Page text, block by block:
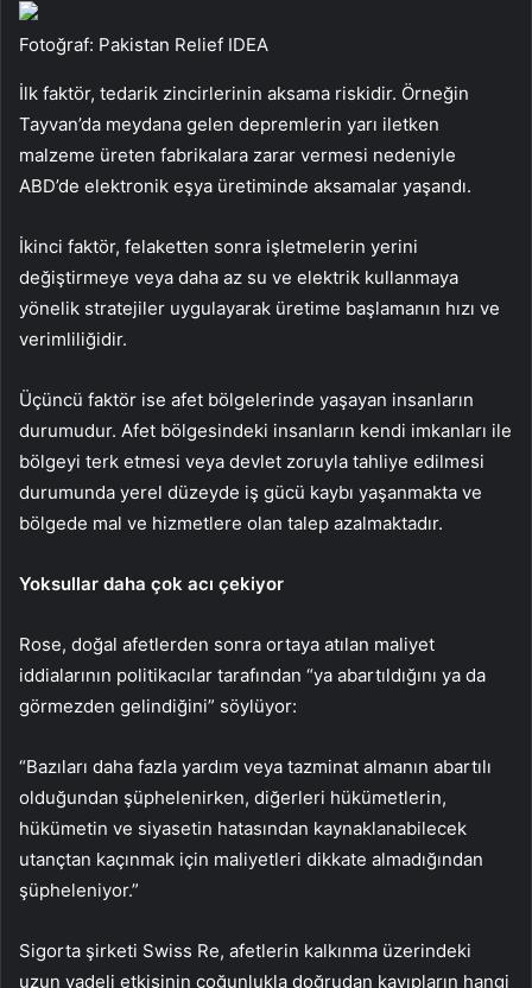
Fotoğraf: Pakistan Relief IDEA
İlk faktör, tedarik zincirlerinin aksama riskidir. Örneğin
Tayvan’da meydana gelen depremlerin yarı iletken
malzeme üreten fabrikalara zarar vermesi nedeniyle
ABD’de elektronik eşya üretiminde aksamalar yaşandı.
İkinci faktör, felaketten sonra işletmelerin yerini
değiştirmeye veya daha az su ve elektrik kullanmaya
yönelik stratejiler uygulayarak üretime başlamanın hızı ve
verimliliğidir.
Üçüncü faktör ise afet bölgelerinde yaşayan insanların
durumudur. Afet bölgesindeki insanların kendi imkanları ile
bölgeyi terk etmesi veya devlet zoruyla tahliye edilmesi
durumunda yerel düzeyde iş gücü kaybı yaşanmakta ve
bölgede mal ve hizmetlere olan talep azalmaktadır.
Yoksullar daha çok acı çekiyor
Rose, doğal afetlerden sonra ortaya atılan maliyet
iddialarının politikacılar tarafından “ya abartıldığını ya da
görmezden gelindiğini” söylüyor:
“Bazıları daha fazla yardım veya tazminat almanın abartılı
olduğundan şüphelenirken, diğerleri hükümetlerin,
hükümetin ve siyasetin hatasından kaynaklanabilecek
utançtan kaçınmak için maliyetleri dikkate almadığından
şüpheleniyor.”
Sigorta şirketi Swiss Re, afetlerin kalkınma üzerindeki
uzun vadeli etkisinin çoğunlukla doğrudan kayıpların hangi